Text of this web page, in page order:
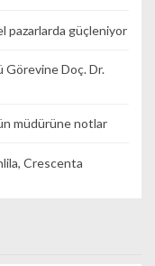
pazarlarda güçleniyor
Doç. Dr.
müdürüne notlar
Crescenta